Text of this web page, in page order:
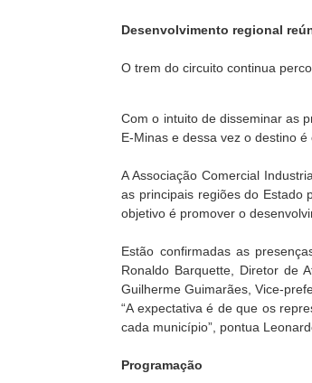
Desenvolvimento regional
O trem do circuito continua
Com o intuito de disseminar as
E-Minas e dessa vez o destino é
A Associação Comercial
as principais regiões do Estado
objetivo é promover o
Estão confirmadas as
Ronaldo Barquette, Diretor de
Guilherme Guimarães, Vice-
“A expectativa é de que os
cada município”, pontua
Programação